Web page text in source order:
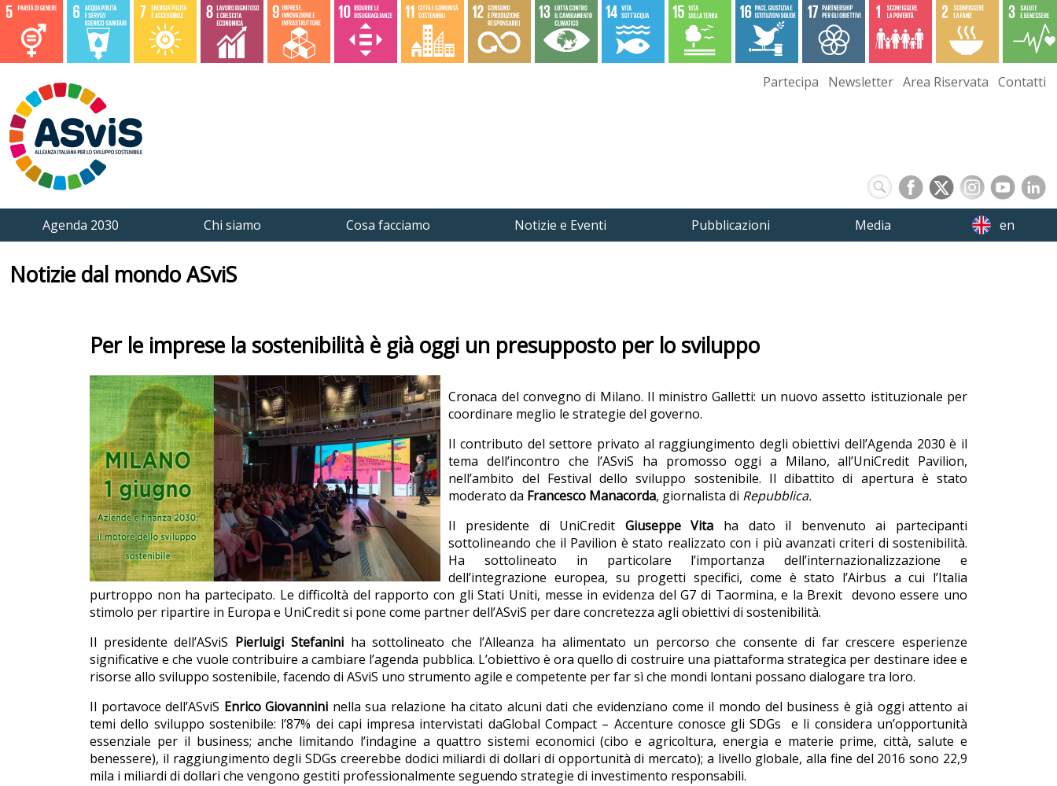
Partecipa Newsletter Area Riservata Contatti
Agenda 2030 Chi siamo Cosa facciamo Notizie e Eventi Pubblicazioni Media en
Notizie dal mondo ASviS
Per le imprese la sostenibilità è già oggi un presupposto per lo sviluppo
Cronaca del convegno di Milano. Il ministro Galletti: un nuovo assetto istituzionale per
coordinare meglio le strategie del governo.
Il contributo del settore privato al raggiungimento degli obiettivi dell’Agenda 2030 è il
tema dell’incontro che l’ASviS ha promosso oggi a Milano, all’UniCredit Pavilion,
nell’ambito del Festival dello sviluppo sostenibile. Il dibattito di apertura è stato
moderato da Francesco Manacorda, giornalista di Repubblica.
Il presidente di UniCredit Giuseppe Vita ha dato il benvenuto ai partecipanti
sottolineando che il Pavilion è stato realizzato con i più avanzati criteri di sostenibilità.
Ha sottolineato in particolare l’importanza dell’internazionalizzazione e
dell’integrazione europea, su progetti specifici, come è stato l’Airbus a cui l’Italia
purtroppo non ha partecipato. Le difficoltà del rapporto con gli Stati Uniti, messe in evidenza del G7 di Taormina, e la Brexit devono essere uno
stimolo per ripartire in Europa e UniCredit si pone come partner dell’ASviS per dare concretezza agli obiettivi di sostenibilità.
Il presidente dell’ASviS Pierluigi Stefaniniha sottolineato che l’Alleanza ha alimentato un percorso che consente di far crescere esperienze
significative e che vuole contribuire a cambiare l’agenda pubblica. L’obiettivo è ora quello di costruire una piattaforma strategica per destinare idee e
risorse allo sviluppo sostenibile, facendo di ASviS uno strumento agile e competente per far sì che mondi lontani possano dialogare tra loro.
Il portavoce dell’ASviS Enrico Giovannini nella sua relazione ha citato alcuni dati che evidenziano come il mondo del business è già oggi attento ai
temi dello sviluppo sostenibile: l’87% dei capi impresa intervistati daGlobal Compact – Accenture conosce gli SDGs e li considera un’opportunità
essenziale per il business; anche limitando l’indagine a quattro sistemi economici (cibo e agricoltura, energia e materie prime, città, salute e
benessere), il raggiungimento degli SDGs creerebbe dodici miliardi di dollari di opportunità di mercato); a livello globale, alla fine del 2016 sono 22,9
mila i miliardi di dollari che vengono gestiti professionalmente seguendo strategie di investimento responsabili.